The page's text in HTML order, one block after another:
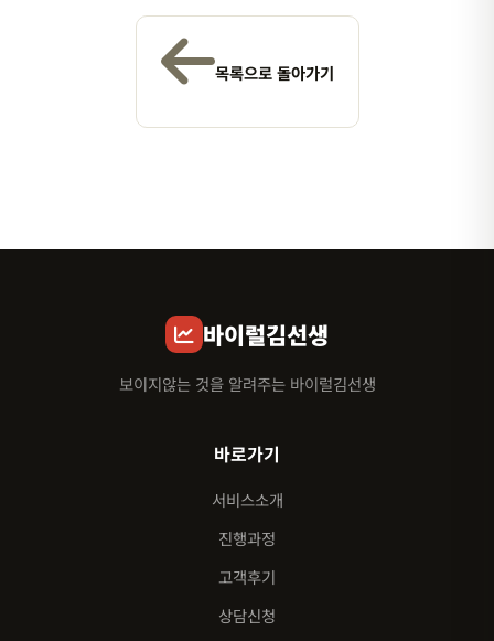
목록으로 돌아가기
바이럴김선생
보이지않는 것을 알려주는 바이럴김선생
바로가기
서비스소개
진행과정
고객후기
상담신청